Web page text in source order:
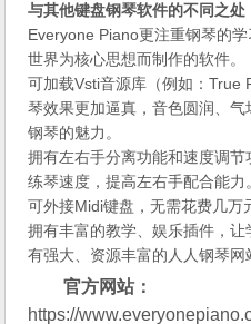
与其他键盘钢琴软件的不同之处
Everyone Piano更注重钢琴的
世界为核心思想而制作的软件。
可加载Vsti音源库（例如：True
琴效果更加逼真，音色圆润、
钢琴的魅力。
拥有左右手分离功能和速度调
练琴速度，提高左右手配合能力
可外接Midi键盘，无需花费几万
拥有丰富的教学、娱乐插件，让
有强大、资源丰富的人人钢琴网
官方网站：
https://